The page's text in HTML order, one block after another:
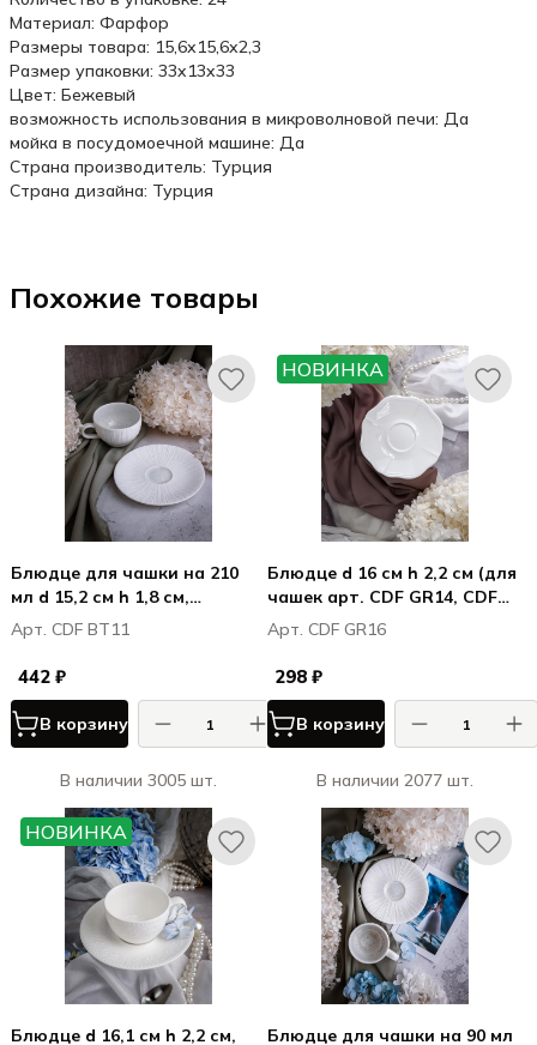
Материал: Фарфор
Размеры товара: 15,6х15,6х2,3
Размер упаковки: 33x13x33
Цвет: Бежевый
возможность использования в микроволновой печи: Да
мойка в посудомоечной машине: Да
Страна производитель: Турция
Страна дизайна: Турция
Похожие товары
Блюдце для чашки на 210
мл d 15,2 см h 1,8 см,
Болетус / Boletus
Арт. CDF BT11
442 ₽
В корзину
В наличии 3005 шт.
НОВИНКА
Блюдце d 16 см h 2,2 см (для
чашек арт. CDF GR14, CDF
GR15), фарфор, Грация /
Grazia
Арт. CDF GR16
298 ₽
В корзину
В наличии 2077 шт.
НОВИНКА
Блюдце d 16,1 см h 2,2 см, Блюдце для чашки на 90 мл